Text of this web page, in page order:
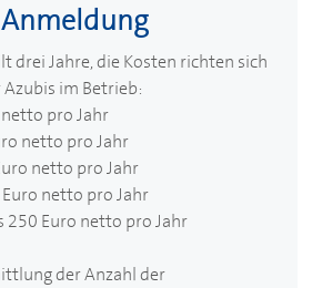
drei Jahre, die Kosten richten sich
im Betrieb:
pro Jahr
netto pro Jahr
netto pro Jahr
netto pro Jahr
250 Euro netto pro Jahr
der Anzahl der